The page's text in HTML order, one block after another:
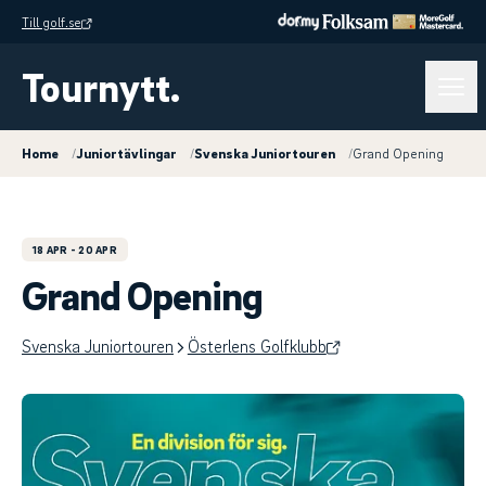
Till golf.se
Tournytt.
Home /Juniortävlingar /Svenska Juniortouren /Grand Opening
18 APR - 20 APR
Grand Opening
Svenska Juniortouren Österlens Golfklubb